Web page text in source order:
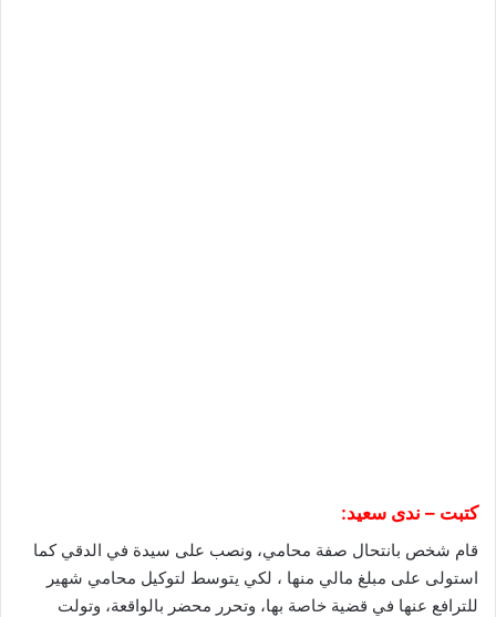
كتبت – ندى سعيد:
قام شخص بانتحال صفة محامي، ونصب على سيدة في الدقي كما
استولى على مبلغ مالي منها ، لكي يتوسط لتوكيل محامي شهير
للترافع عنها في قضية خاصة بها، وتحرر محضر بالواقعة، وتولت